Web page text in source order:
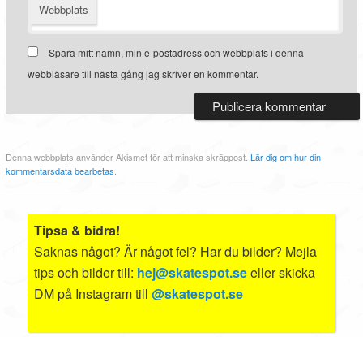
Webbplats
Spara mitt namn, min e-postadress och webbplats i denna
webbläsare till nästa gång jag skriver en kommentar.
Denna webbplats använder Akismet för att minska skräppost.Lär dig om hur din
kommentarsdata bearbetas
Tipsa & bidra!
Saknas något? Är något fel? Har du bilder? Mejla
tips och bilder till: hej@skatespot.seeller skicka
DM på Instagram till@skatespot.se